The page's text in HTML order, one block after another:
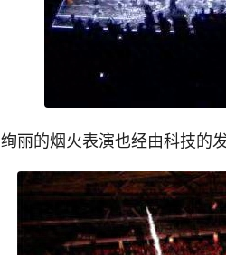
绚丽的烟火表演也经由科技的